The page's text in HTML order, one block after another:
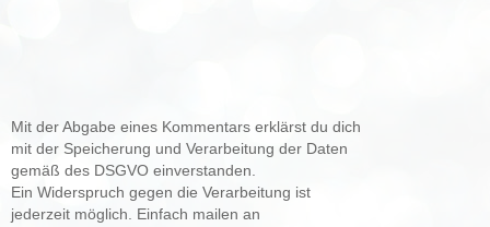
Mit der Abgabe eines Kommentars erklärst du dich
mit der Speicherung und Verarbeitung der Daten
gemäß des DSGVO einverstanden.
Ein Widerspruch gegen die Verarbeitung ist
jederzeit möglich. Einfach mailen an